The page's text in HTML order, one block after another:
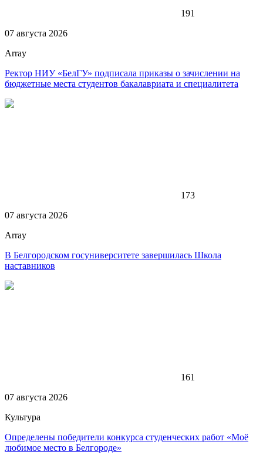
191
07 августа 2026
Array
Ректор НИУ «БелГУ» подписала приказы о зачислении на
бюджетные места студентов бакалавриата и специалитета
173
07 августа 2026
Array
В Белгородском госуниверситете завершилась Школа
наставников
161
07 августа 2026
Культура
Определены победители конкурса студенческих работ «Моё
любимое место в Белгороде»